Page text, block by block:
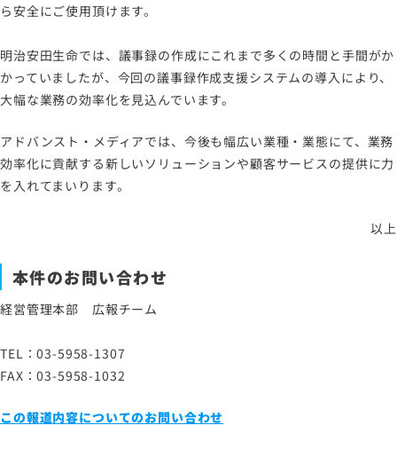
ら安全にご使用頂けます。
明治安田生命では、議事録の作成にこれまで多くの時間と手間がか
かっていましたが、今回の議事録作成支援システムの導入により、
大幅な業務の効率化を見込んでいます。
アドバンスト・メディアでは、今後も幅広い業種・業態にて、業務
効率化に貢献する新しいソリューションや顧客サービスの提供に力
を入れてまいります。
以上
本件のお問い合わせ
経営管理本部 広報チーム
TEL：03-5958-1307
FAX：03-5958-1032
この報道内容についてのお問い合わせ